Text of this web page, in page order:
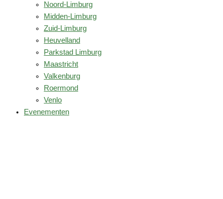
Noord-Limburg
Midden-Limburg
Zuid-Limburg
Heuvelland
Parkstad Limburg
Maastricht
Valkenburg
Roermond
Venlo
Evenementen